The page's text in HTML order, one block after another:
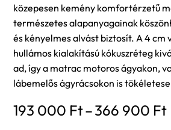
közepesen kemény komfortérzetű
természetes alapanyagainak
és kényelmes alvást biztosít. A 4 cm
hullámos kialakítású kókuszréteg
ad, így a matrac motoros ágyakon,
lábemelős ágyrácsokon is
193 000 Ft–366 900 Ft